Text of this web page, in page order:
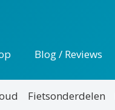
Blog / Reviews
Fietsonderdelen